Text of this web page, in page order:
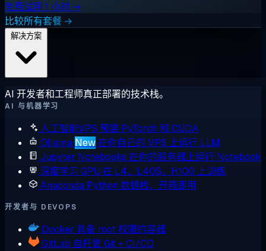
免费试用 1 小时 →
比较所有套餐 →
AI 开发者和工程师真正部署的技术栈。
AI 与机器学习
人工智能VPS 预装 PyTorch 和 CUDA
Ollama New在你自己的 VPS 上运行 LLM
Jupyter Notebooks 在你的服务器上运行 Notebook
深度学习 GPU 在 L4、L40S、H100 上训练
Anaconda Python 数据栈，开箱即用
开发者与 DEVOPS
Docker 具备 root 权限的容器
GitLab 自托管 Git + CI/CD